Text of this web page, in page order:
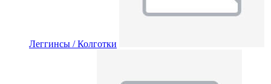
Леггинсы / Колготки